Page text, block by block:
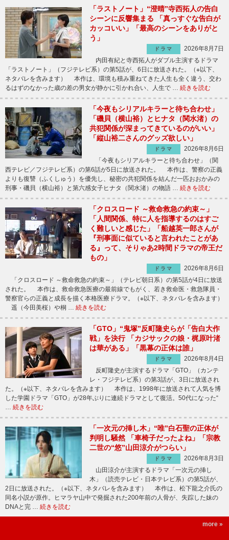
「ラストノート」“澄晴”寺西拓人の告白
シーンに反響集まる 「真っすぐな告白が
カッコいい」「最高のシーンをありがと
う」
ドラマ
2026年8月7日
内田有紀と寺西拓人がダブル主演するドラマ
「ラストノート」（フジテレビ系）の第5話が、6日に放送された。（※以下、
ネタバレを含みます） 本作は、環境も積み重ねてきた人生も全く違う、交わ
るはずのなかった歳の差の男女が静かに引かれ合い、人生で … 続きを読む
「今夜もシリアルキラーと待ち合わせ」
「磯貝（横山裕）とヒナタ（関水渚）の
共犯関係が深まってきているのがいい」
「縦山裕二さんのグッズ欲しい」
ドラマ
2026年8月6日
「今夜もシリアルキラーと待ち合わせ」（関
西テレビ／フジテレビ系）の第6話が5日に放送された。 本作は、警察の正義
よりも復讐（ふくしゅう）を優先し、秘密の共犯関係を結んだ一匹おおかみの
刑事・磯貝（横山裕）と第六感女子ヒナタ（関水渚）の物語 … 続きを読む
「クロスロード ～救命救急の約束～」
「人間関係、特に人を指導するのはすご
く難しいと感じた」「船越英一郎さんが
『刑事面に似ていると言われたことがあ
る』って、そりゃあ2時間ドラマの帝王だ
もの」
ドラマ
2026年8月6日
「クロスロード ～救命救急の約束～」（テレビ朝日系）の第5話が4日に放送
された。 本作は、救命救急医療の最前線でもがく、若き救命医・救急隊員・
警察官らの正義と成長を描く本格医療ドラマ。（※以下、ネタバレを含みます）
遥（今田美桜）や桐 … 続きを読む
「GTO」“鬼塚”反町隆史らが「告白大作
戦」を決行 「カジサックの娘・梶原叶渚
は華がある」「黒幕の正体は誰」
ドラマ
2026年8月4日
反町隆史が主演するドラマ「GTO」（カンテ
レ・フジテレビ系）の第3話が、3日に放送され
た。（※以下、ネタバレを含みます） 本作は、1998年に放送されて人気を博
した学園ドラマ「GTO」が28年ぶりに連続ドラマとして復活。50代になった“
… 続きを読む
「一次元の挿し木」“唯”白石聖の正体が
判明し騒然 「車椅子だったよね」「宗教
二世の“悠”山田涼介がつらい」
ドラマ
2026年8月3日
山田涼介が主演するドラマ「一次元の挿し
木」（読売テレビ・日本テレビ系）の第5話が、
2日に放送された。（※以下、ネタバレを含みます） 本作は、松下龍之介氏の
同名小説が原作。ヒマラヤ山中で発掘された200年前の人骨が、失踪した妹の
DNAと完 … 続きを読む
more »